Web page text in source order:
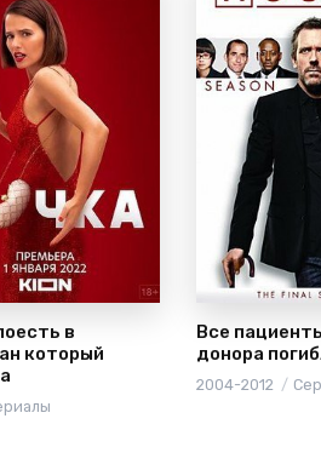
в
который
Все
донора
2004-2012